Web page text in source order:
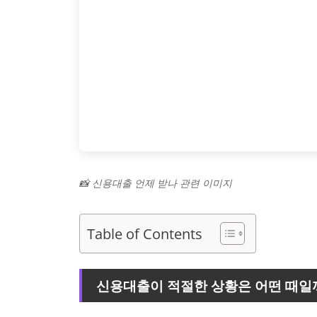
📸 신용대출 언제 받나 관련 이미지
Table of Contents
신용대출이 적절한 상황은 어떤 때일